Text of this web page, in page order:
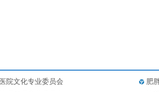
医院文化专业委员会
肥